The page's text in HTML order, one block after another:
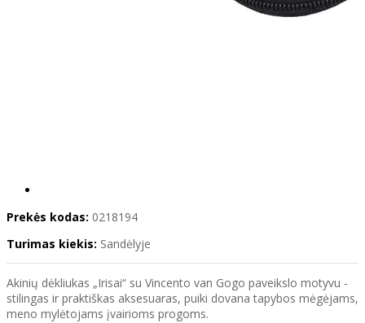
Prekės kodas: 0218194
Turimas kiekis: Sandėlyje
Akinių dėkliukas „Irisai“ su Vincento van Gogo paveikslo motyvu -
stilingas ir praktiškas aksesuaras, puiki dovana tapybos mėgėjams,
meno mylėtojams įvairioms progoms.